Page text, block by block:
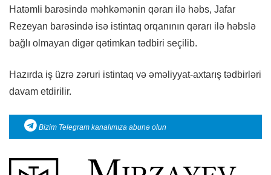
Hatəmli barəsində məhkəmənin qərarı ilə həbs, Jafar
Rezeyan barəsində isə istintaq orqanının qərarı ilə həbslə
bağlı olmayan digər qətimkan tədbiri seçilib.
Hazırda iş üzrə zəruri istintaq və əməliyyat-axtarış tədbirləri
davam etdirilir.
Bizim Telegram kanalımıza abunə olun